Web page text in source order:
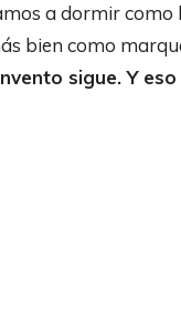
a dormir como
bien como
sigue. Y